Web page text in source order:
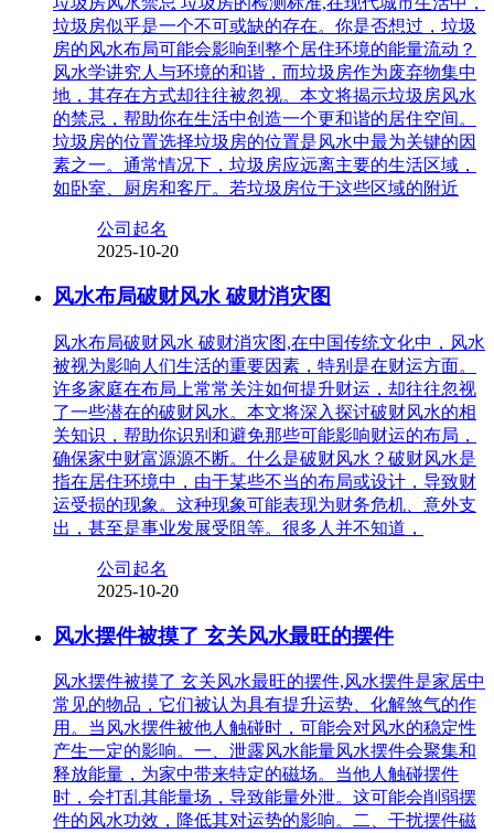
垃圾房似乎是一个不可或缺的存在。你是否想过，垃圾
房的风水布局可能会影响到整个居住环境的能量流动？
风水学讲究人与环境的和谐，而垃圾房作为废弃物集中
地，其存在方式却往往被忽视。本文将揭示垃圾房风水
的禁忌，帮助你在生活中创造一个更和谐的居住空间。
垃圾房的位置选择垃圾房的位置是风水中最为关键的因
素之一。通常情况下，垃圾房应远离主要的生活区域，
如卧室、厨房和客厅。若垃圾房位于这些区域的附近
公司起名
2025-10-20
风水布局破财风水 破财消灾图
风水布局破财风水 破财消灾图,在中国传统文化中，风水
被视为影响人们生活的重要因素，特别是在财运方面。
许多家庭在布局上常常关注如何提升财运，却往往忽视
了一些潜在的破财风水。本文将深入探讨破财风水的相
关知识，帮助你识别和避免那些可能影响财运的布局，
确保家中财富源源不断。什么是破财风水？破财风水是
指在居住环境中，由于某些不当的布局或设计，导致财
运受损的现象。这种现象可能表现为财务危机、意外支
出，甚至是事业发展受阻等。很多人并不知道，
公司起名
2025-10-20
风水摆件被摸了 玄关风水最旺的摆件
风水摆件被摸了 玄关风水最旺的摆件,风水摆件是家居中
常见的物品，它们被认为具有提升运势、化解煞气的作
用。当风水摆件被他人触碰时，可能会对风水的稳定性
产生一定的影响。一、泄露风水能量风水摆件会聚集和
释放能量，为家中带来特定的磁场。当他人触碰摆件
时，会打乱其能量场，导致能量外泄。这可能会削弱摆
件的风水功效，降低其对运势的影响。二、干扰摆件磁